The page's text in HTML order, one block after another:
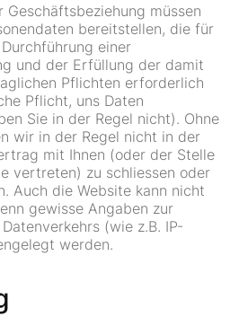
Geschäftsbeziehung müssen
bereitstellen, die für
einer
und der Erfüllung der damit
Pflichten erforderlich
Pflicht, uns Daten
Sie in der Regel nicht). Ohne
wir in der Regel nicht in der
mit Ihnen (oder der Stelle
vertreten) zu schliessen oder
Auch die Website kann nicht
gewisse Angaben zur
(wie z.B. IP-
werden.